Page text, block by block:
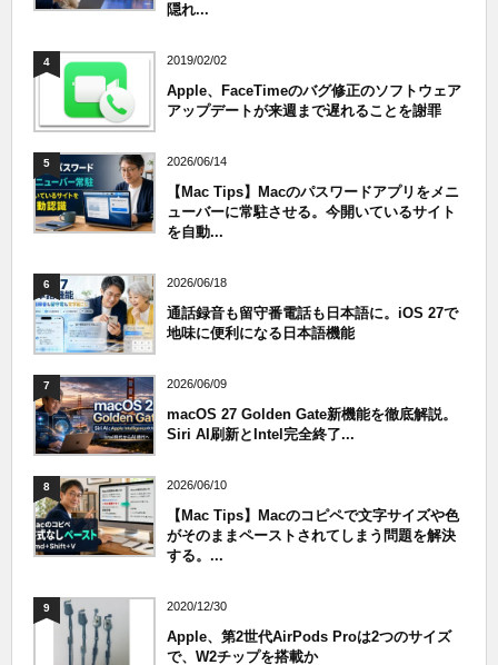
隠れ...
4 2019/02/02
Apple、FaceTimeのバグ修正のソフトウェア
アップデートが来週まで遅れることを謝罪
5 2026/06/14
【Mac Tips】Macのパスワードアプリをメニ
ューバーに常駐させる。今開いているサイト
を自動...
6 2026/06/18
通話録音も留守番電話も日本語に。iOS 27で
地味に便利になる日本語機能
7 2026/06/09
macOS 27 Golden Gate新機能を徹底解説。
Siri AI刷新とIntel完全終了...
8 2026/06/10
【Mac Tips】Macのコピペで文字サイズや色
がそのままペーストされてしまう問題を解決
する。...
9 2020/12/30
Apple、第2世代AirPods Proは2つのサイズ
で、W2チップを搭載か